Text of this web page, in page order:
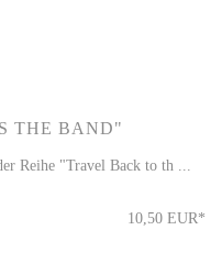
THE BAND"
Reihe "Travel Back to th ...
10,50 EUR*